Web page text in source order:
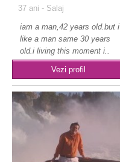
37 ani - Salaj
iam a man,42 years old.but i
like a man same 30 years
old.i living this moment i..
Vezi profil